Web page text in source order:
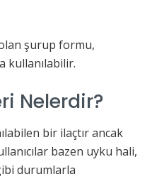
şurup formu,
kullanılabilir.
Nelerdir?
bir ilaçtır ancak
bazen uyku hali,
durumlarla